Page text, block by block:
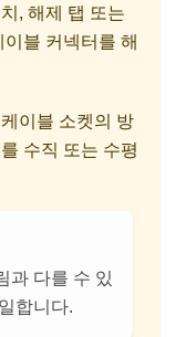
, 해제 탭 또는
블 커넥터를 해
이블 소켓의 방
수직 또는 수평
과 다를 수 있
합니다.